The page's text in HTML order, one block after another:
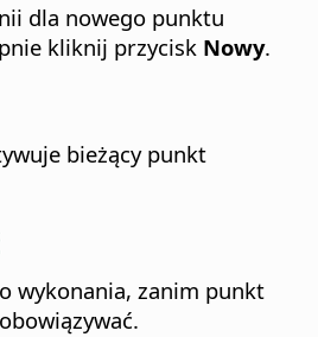
dla nowego punktu
kliknij przycisk Nowy.
bieżący punkt
wykonania, zanim punkt